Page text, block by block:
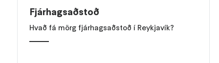
Fjárhagsaðstoð
Hvað fá mörg fjárhagsaðstoð í Reykjavík?